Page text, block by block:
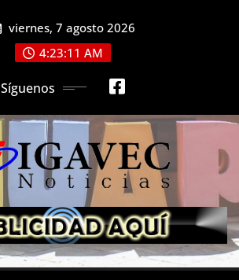
viernes, 7 agosto 2026
4:23:13 AM
Síguenos